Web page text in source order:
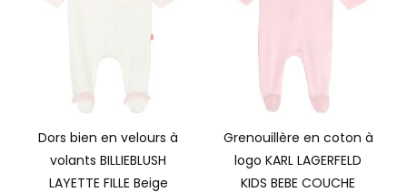
Dors bien en velours à
volants BILLIEBLUSH
LAYETTE FILLE Beige
Grenouillère en coton à
logo KARL LAGERFELD
KIDS BEBE COUCHE